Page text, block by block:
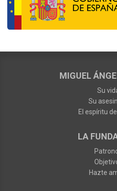
MIGUEL
Su
Su
El espíritu
LA
Hazte